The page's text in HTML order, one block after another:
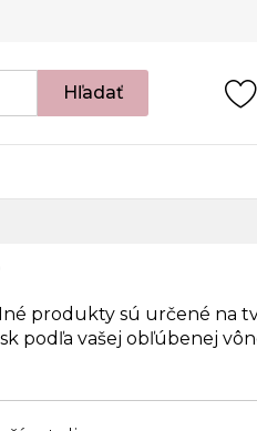
Hľadať
produkty sú určené na
podľa vašej obľúbenej